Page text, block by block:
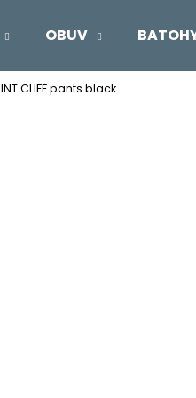
OBUV
CLIFF pants black
Co potřebujete